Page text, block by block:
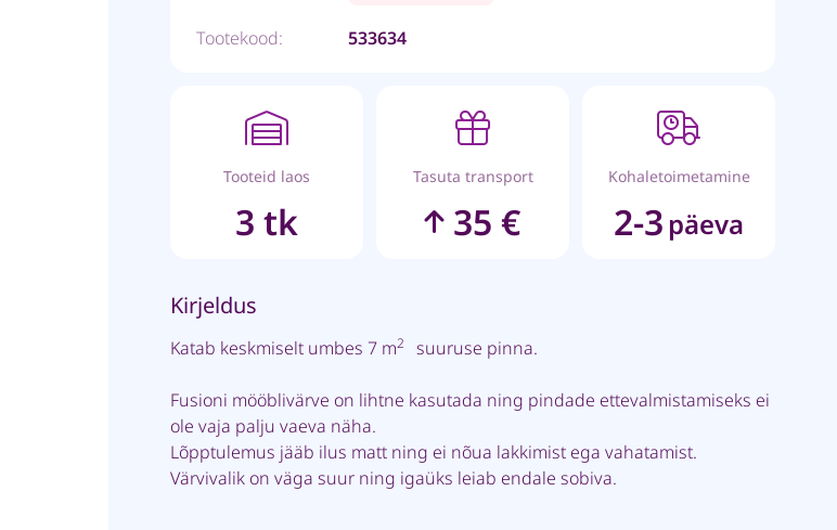
Tootekood: 533634
Tooteid laos
3 tk
Tasuta transport
35 €
Kohaletoimetamine
2-3 päeva
Kirjeldus
Katab keskmiselt umbes 7 m2 suuruse pinna.
Fusioni mööblivärve on lihtne kasutada ning pindade ettevalmistamiseks ei
ole vaja palju vaeva näha.
Lõpptulemus jääb ilus matt ning ei nõua lakkimist ega vahatamist.
Värvivalik on väga suur ning igaüks leiab endale sobiva.